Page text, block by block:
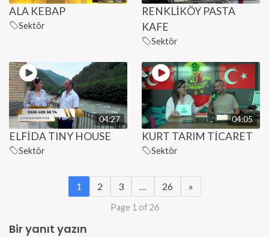
ALA KEBAP
Sektör
RENKLİKÖY PASTA
KAFE
Sektör
04:27
ELFİDA TINY HOUSE
Sektör
04:05
KURT TARIM TİCARET
Sektör
1 2 3 26 »
Page 1 of 26
Bir yanıt yazın